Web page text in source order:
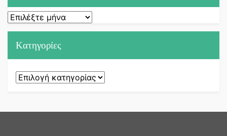
Ιστορικό
Kατηγορίες
Kατηγορίες